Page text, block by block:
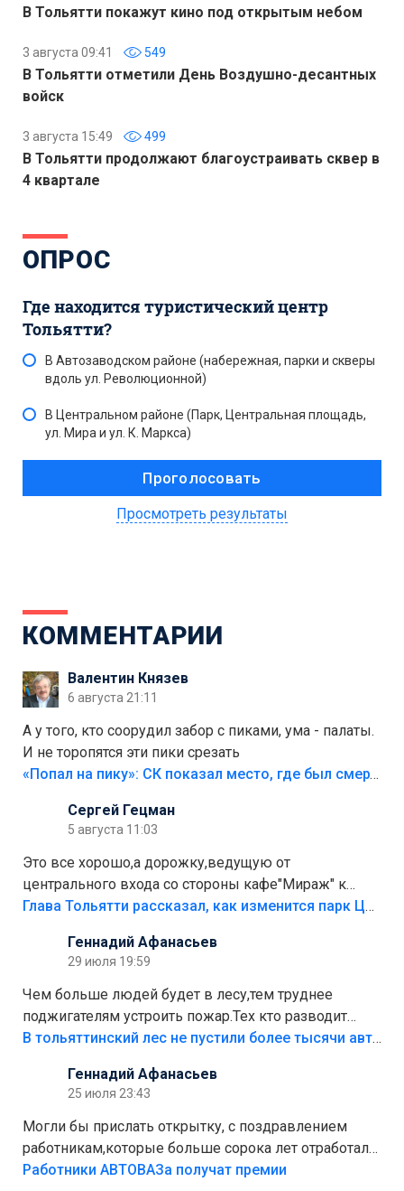
В Тольятти покажут кино под открытым небом
3 августа 09:41 549
В Тольятти отметили День Воздушно-десантных
войск
3 августа 15:49 499
В Тольятти продолжают благоустраивать сквер в
4 квартале
ОПРОС
Где находится туристический центр
Тольятти?
В Автозаводском районе (набережная, парки и скверы
вдоль ул. Революционной)
В Центральном районе (Парк, Центральная площадь,
ул. Мира и ул. К. Маркса)
Просмотреть результаты
КОММЕНТАРИИ
Валентин Князев
6 августа 21:11
А у того, кто соорудил забор с пиками, ума - палаты.
И не торопятся эти пики срезать
«Попал на пику»: СК показал место, где был смертельно травмирован ребенок в Тольятти
Сергей Гецман
5 августа 11:03
Это все хорошо,а дорожку,ведущую от
центрального входа со стороны кафе"Мираж" к
аттракционам слабо доделать?А то бордюры
лежала в парке и испортилась.Да еще,видимо,часть
украли.
Глава Тольятти рассказал, как изменится парк Центрального района
Геннадий Афанасьев
29 июля 19:59
Чем больше людей будет в лесу,тем труднее
поджигателям устроить пожар.Тех кто разводит
костры,тех надо безбожно штрафовать.Камер полно
Штрафы мизерные.
В тольяттинский лес не пустили более тысячи автомобилей
Геннадий Афанасьев
25 июля 23:43
Могли бы прислать открытку, с поздравлением
работникам,которые больше сорока лет отработали
на предприятии.
Работники АВТОВАЗа получат премии